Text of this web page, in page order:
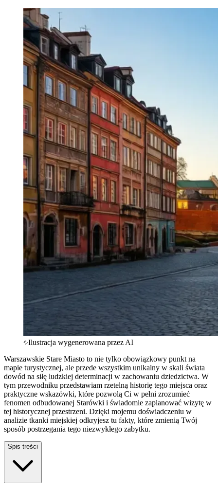
Ilustracja wygenerowana przez AI
Warszawskie Stare Miasto to nie tylko obowiązkowy punkt na
mapie turystycznej, ale przede wszystkim unikalny w skali świata
dowód na siłę ludzkiej determinacji w zachowaniu dziedzictwa. W
tym przewodniku przedstawiam rzetelną historię tego miejsca oraz
praktyczne wskazówki, które pozwolą Ci w pełni zrozumieć
fenomen odbudowanej Starówki i świadomie zaplanować wizytę w
tej historycznej przestrzeni. Dzięki mojemu doświadczeniu w
analizie tkanki miejskiej odkryjesz tu fakty, które zmienią Twój
sposób postrzegania tego niezwykłego zabytku.
Spis treści